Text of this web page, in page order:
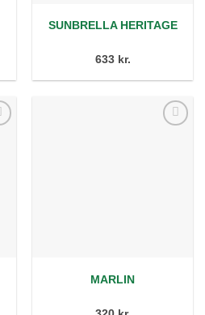
SUNBRELLA HERITAGE
633 kr.
MARLIN